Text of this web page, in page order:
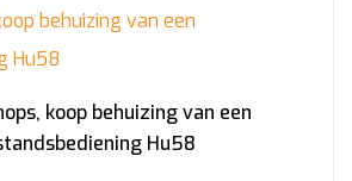
koop behuizing van een
Hu58